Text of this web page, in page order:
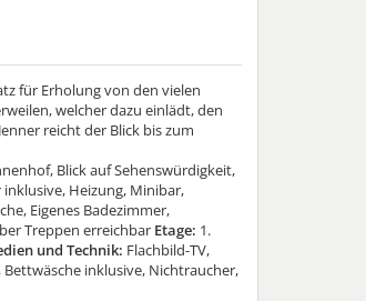
für Erholung von den vielen
welcher dazu einlädt, den
reicht der Blick bis zum
Blick auf Sehenswürdigkeit,
Heizung, Minibar,
Eigenes Badezimmer,
Treppen erreichbarEtage: 1.
und Technik: Flachbild-TV,
inklusive, Nichtraucher,